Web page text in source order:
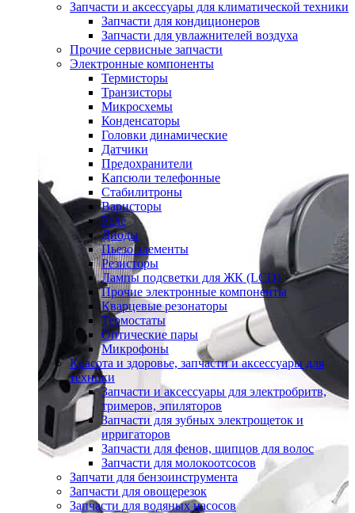
Запчасти и аксессуары для климатической техники
Запчасти для кондиционеров
Запчасти для увлажнителей воздуха
Прочие сервисные запчасти
Электронные компоненты
Термисторы
Транзисторы
Микросхемы
Конденсаторы
Головки динамические
Датчики
Предохранители
Капсюли телефонные
Стабилитроны
Варисторы
Реле
Диоды
Пьезо элементы
Резисторы
Лампы подсветки для ЖК (LCD)
Прочие электронные компоненты
Кварцевые резонаторы
Термостаты
Оптические пары
Микрофоны
Красота и здоровье, запчасти и аксессуары для
техники
Запчасти и аксессуары для электробритв,
тримеров, эпиляторов
Запчасти для зубных электрощеток и
ирригаторов
Запчасти для фенов, щипцов для волос
Запчасти для молокоотсосов
Запчати для бензоинструмента
Запчасти для овощерезок
Запчасти для водяных насосов